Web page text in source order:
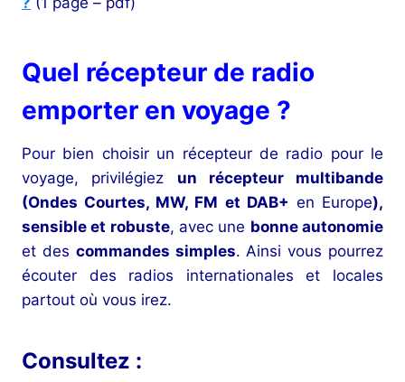
Quel récepteur de radio
emporter en voyage ?
Pour bien choisir un récepteur de radio pour le
voyage, privilégiez un récepteur multibande
(Ondes Courtes, MW, FM et DAB+ en Europe),
sensible et robuste, avec une bonne autonomie
et des commandes simples. Ainsi vous pourrez
écouter des radios internationales et locales
partout où vous irez.
Consultez :